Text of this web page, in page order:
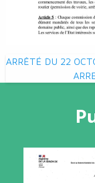
Navigation
de
ARRÊTÉ DU 22